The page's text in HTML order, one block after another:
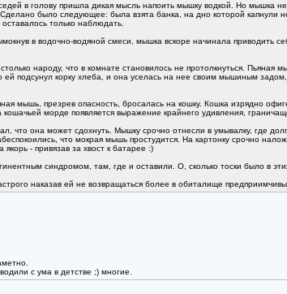
в голову пришла дикая мысль напоить мышку водкой. Но мышка не
было следующее: была взята банка, на дно которой капнули
только наблюдать.
в водочно-водяной смеси, мышка вскоре начинала приводить
народу, что в комнате становилось не протолкнуться.
подсунул корку хлеба, и она уселась на нее своим мышиным
мышь, презрев опасность, бросалась на кошку. Кошка изрядно
морде появляется выражение крайнего удивления,
что она может сдохнуть. Мышку срочно отнесли в умывалку, где
что мокрая мышь простудится. На картонку срочно
- привязав за хвост к батарее :)
синдромом, там, где и оставили. О, сколько тоски было в
наказав ей не возвращаться более в обиталище
с ума в детстве ;) многие.